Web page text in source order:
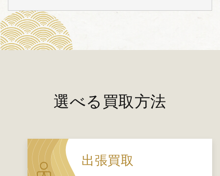
選べる買取方法
出張買取